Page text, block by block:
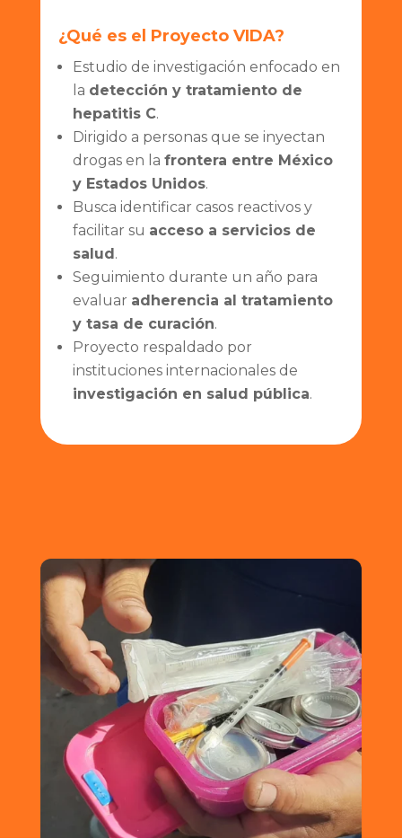
¿Qué es el Proyecto VIDA?
Estudio de investigación enfocado en
la detección y tratamiento de
hepatitis C.
Dirigido a personas que se inyectan
drogas en la frontera entre México
y Estados Unidos.
Busca identificar casos reactivos y
facilitar su acceso a servicios de
salud.
Seguimiento durante un año para
evaluar adherencia al tratamiento
y tasa de curación.
Proyecto respaldado por
instituciones internacionales de
investigación en salud pública.